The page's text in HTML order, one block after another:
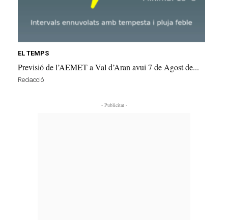
EL TEMPS
Previsió de l’AEMET a Val d’Aran avui 7 de Agost de...
Redacció
- Publicitat -